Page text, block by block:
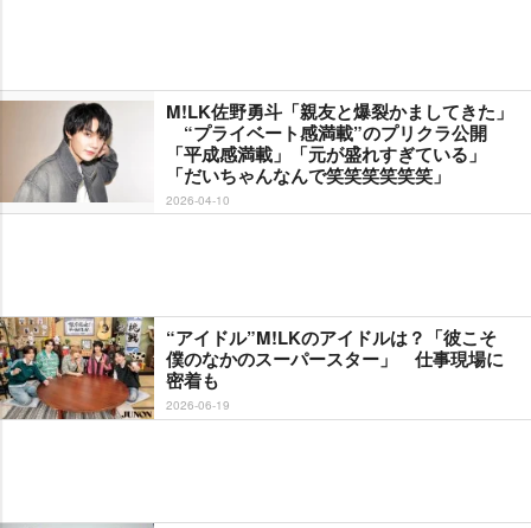
M!LK佐野勇斗「親友と爆裂かましてきた」
“プライベート感満載”のプリクラ公開
「平成感満載」「元が盛れすぎている」
「だいちゃんなんで笑笑笑笑笑笑」
2026-04-10
“アイドル”M!LKのアイドルは？「彼こそ
僕のなかのスーパースター」 仕事現場に
密着も
2026-06-19